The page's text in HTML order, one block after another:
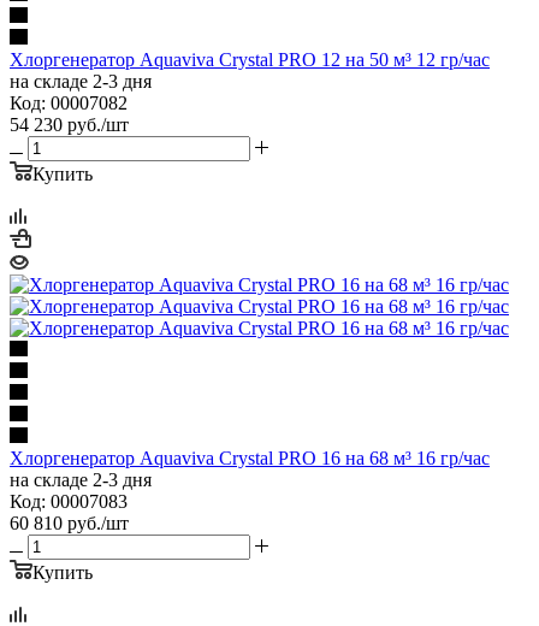
Хлоргенератор Aquaviva Crystal PRO 12 на 50 м³ 12 гр/час
на складе 2-3 дня
Код: 00007082
54 230 руб./шт
Купить
Хлоргенератор Aquaviva Crystal PRO 16 на 68 м³ 16 гр/час
на складе 2-3 дня
Код: 00007083
60 810 руб./шт
Купить